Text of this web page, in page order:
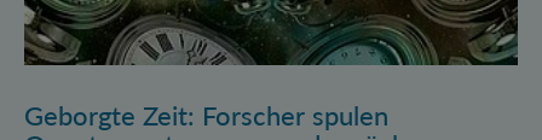
Geborgte Zeit: Forscher spulen